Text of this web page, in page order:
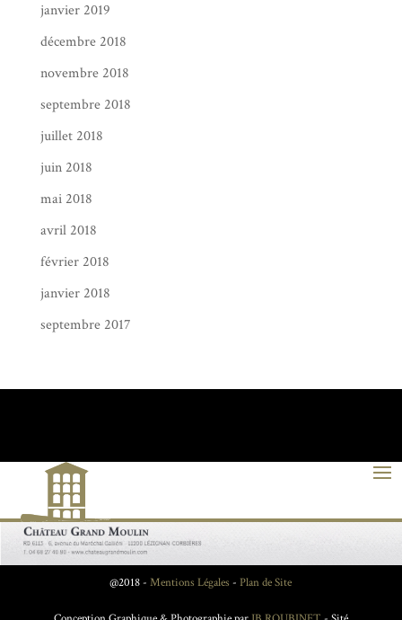
janvier 2019
décembre 2018
novembre 2018
septembre 2018
juillet 2018
juin 2018
mai 2018
avril 2018
février 2018
janvier 2018
septembre 2017
@2018 - Mentions Légales - Plan de Site